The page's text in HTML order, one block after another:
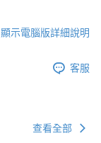
顯示電腦版詳細說明
客服
查看全部